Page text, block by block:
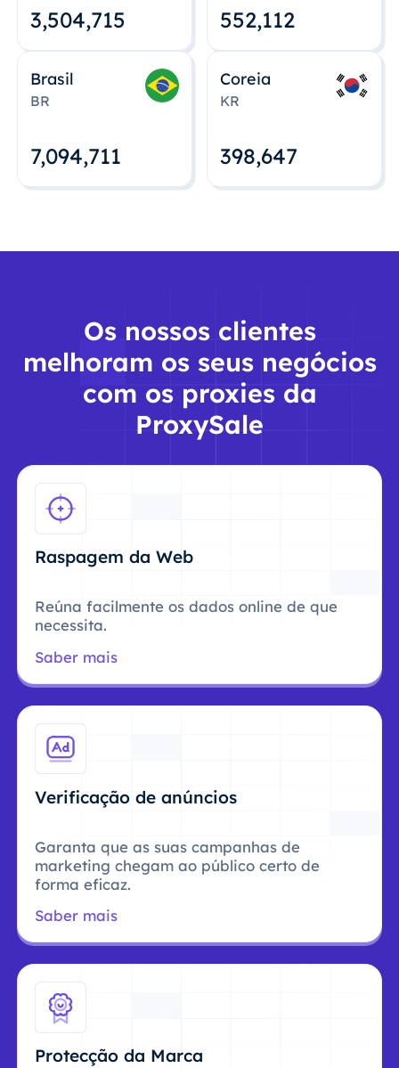
3,504,715 552,112
Brasil
BR
7,094,712
Coreia
KR
398,648
Os nossos clientes
melhoram os seus negócios
com os proxies da
ProxySale
Raspagem da Web
Reúna facilmente os dados online de que
necessita.
Saber mais
Verificação de anúncios
Garanta que as suas campanhas de
marketing chegam ao público certo de
forma eficaz.
Saber mais
Protecção da Marca